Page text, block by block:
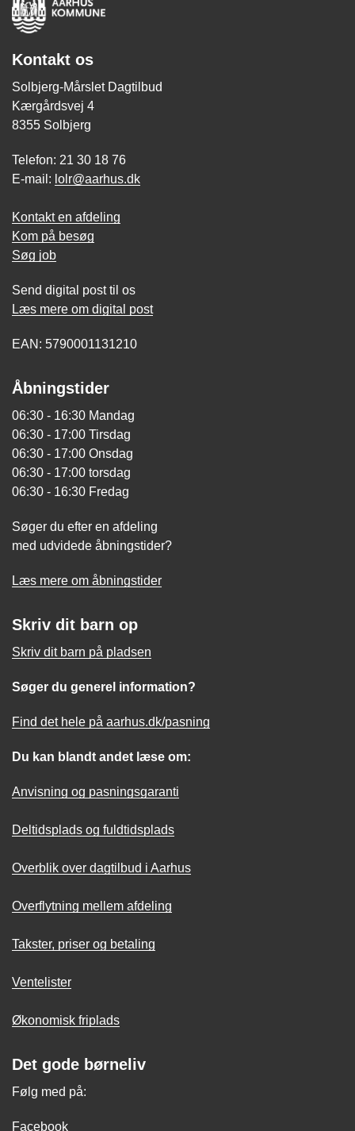
Kontakt os
Solbjerg-Mårslet Dagtilbud
Kærgårdsvej 4
8355 Solbjerg
Telefon: 21 30 18 76
E-mail: lolr@aarhus.dk
Kontakt en afdeling
Kom på besøg
Søg job
Send digital post til os
Læs mere om digital post
EAN: 5790001131210
Åbningstider
06:30 - 16:30 Mandag
06:30 - 17:00 Tirsdag
06:30 - 17:00 Onsdag
06:30 - 17:00 torsdag
06:30 - 16:30 Fredag
Søger du efter en afdeling
med udvidede åbningstider?
Læs mere om åbningstider
Skriv dit barn op
Skriv dit barn på pladsen
Søger du generel information?
Find det hele på aarhus.dk/pasning
Du kan blandt andet læse om:
Anvisning og pasningsgaranti
Deltidsplads og fuldtidsplads
Overblik over dagtilbud i Aarhus
Overflytning mellem afdeling
Takster, priser og betaling
Ventelister
Økonomisk friplads
Det gode børneliv
Følg med på:
Facebook